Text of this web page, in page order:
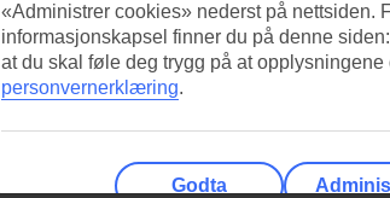
«Administrer cookies» nederst på nettsiden.
informasjonskapsel finner du på denne siden:
at du skal føle deg trygg på at
personvernerklæring.
Godta